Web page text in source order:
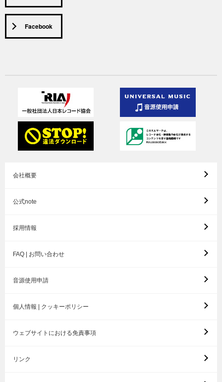
Facebook
会社概要
公式note
採用情報
FAQ | お問い合わせ
音源使用申請
個人情報 | クッキーポリシー
ウェブサイトにおける免責事項
リンク